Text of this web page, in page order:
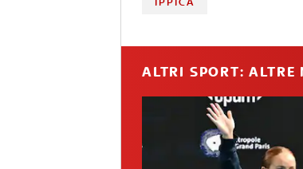
ALTRI SPORT: ALTRE